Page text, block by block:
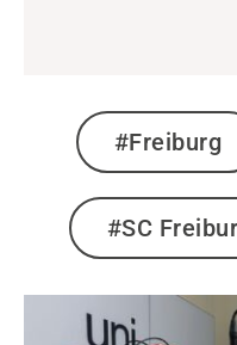
#Freiburg
#SC